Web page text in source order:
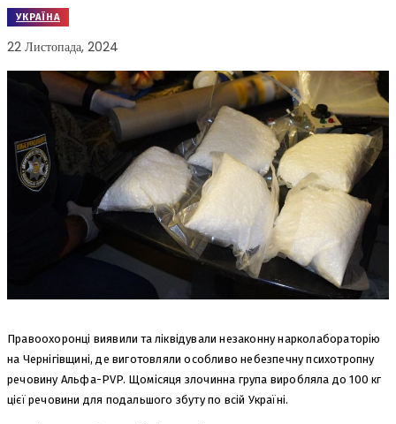
УКРАЇНА
22 Листопада, 2024
Правоохоронці виявили та ліквідували незаконну нарколабораторію
на Чернігівщині, де виготовляли особливо небезпечну психотропну
речовину Альфа-PVP. Щомісяця злочинна група виробляла до 100 кг
цієї речовини для подальшого збуту по всій Україні.